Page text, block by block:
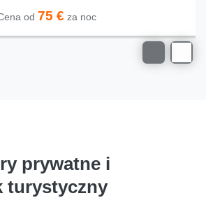
prywatne i
turystyczny